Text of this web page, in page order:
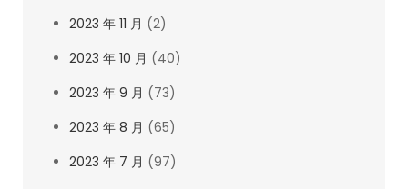
2023 年 11 月 (2)
2023 年 10 月 (40)
2023 年 9 月 (73)
2023 年 8 月 (65)
2023 年 7 月 (97)